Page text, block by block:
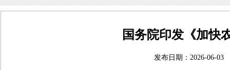
国务院印发《加快
发布日期：